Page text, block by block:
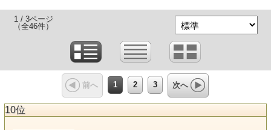
1 / 3ページ
（全46件）
前へ 1 2 3 次へ
10位